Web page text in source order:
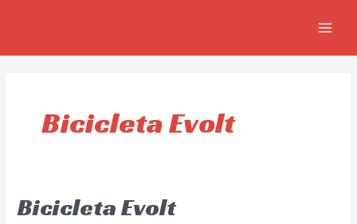
Bicicleta Evolt
Bicicleta Evolt